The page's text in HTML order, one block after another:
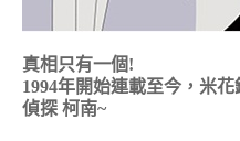
真相只有一個!
1994年開始連載至今，米
偵探 柯南~